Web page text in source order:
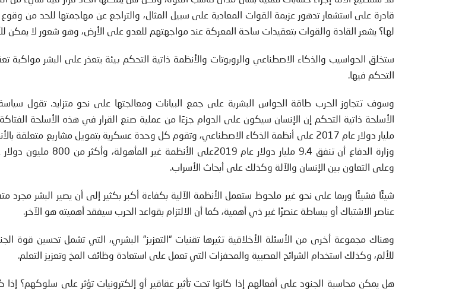
قادرة على استشعار تدهور عزيمة القوات المعادية على سبيل المثال، والتراجع عن مهاجمتها للحد من
لها؟ يشعر القادة والقوات بتعقيدات ساحة المعركة عند مواجهتهم للعدو على الأرض، وهو شعور لا يمكن
ستخلق الحواسيب والذكاء الاصطناعي والروبوتات والأنظمة ذاتية التحكم بيئة يتعذر على البشر مواكبة
التحكم فيها.
وسوف تتجاوز الحرب طاقة الحواس البشرية على جمع البيانات ومعالجتها على نحو متزايد. تقول
مليار دولار عام 2017 على أنظمة الذكاء الاصطناعي، وتقوم كل وحدة عسكرية بتمويل مشاريع
وزارة الدفاع أن تنفق 9.4 مليار دولار
وعلى التعاون بين الإنسان والآلة وكذلك على أبحاث الأسراب.
شيئًا فشيئًا وربما على نحو غير ملحوظ ستعمل الأنظمة الآلية بكفاءة أكبر بكثير إلى أن يصير البشر مجرد
عناصر الاشتباك أو ببساطة عنصرًا غير ذي أهمية، كما أن الالتزام بقواعد الحرب سيفقد أهميته هو الآخر.
وهناك مجموعة أخرى من الأسئلة الأخلاقية تثيرها تقنيات “التعزيز” البشري، التي تشمل تحسين قوة
للألم، وكذلك استخدام الشرائح العصبية والمحفزات التي تعمل على استعادة وظائف المخ وتعزيز التعلم.
هل يمكن محاسبة الجنود على أفعالهم إذا كانوا تحت تأثير عقاقير أو إلكترونيات تؤثر على سلوكهم؟ إذا